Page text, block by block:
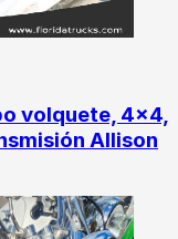
volquete, 4x4,
Allison